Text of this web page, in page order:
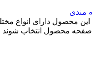
مندی
این محصول دارای انواع
محصول انتخاب شوند